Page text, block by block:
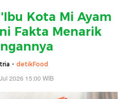
Kota Mi Ayam
Fakta Menarik
- detikFood
2026 15:00 WIB